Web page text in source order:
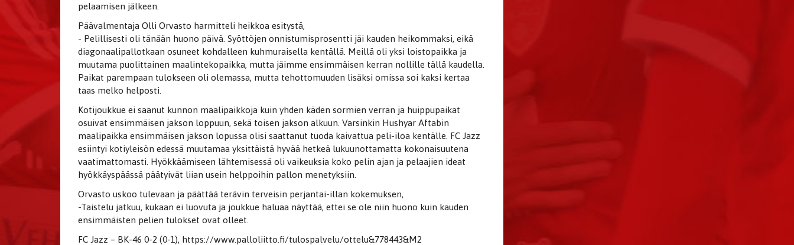
pelaamisen jälkeen.
Päävalmentaja Olli Orvasto harmitteli heikkoa esitystä,
- Pelillisesti oli tänään huono päivä. Syöttöjen onnistumisprosentti jäi kauden heikommaksi, eikä
diagonaalipallotkaan osuneet kohdalleen kuhmuraisella kentällä. Meillä oli yksi loistopaikka ja
muutama puolittainen maalintekopaikka, mutta jäimme ensimmäisen kerran nollille tällä kaudella.
Paikat parempaan tulokseen oli olemassa, mutta tehottomuuden lisäksi omissa soi kaksi kertaa
taas melko helposti.
Kotijoukkue ei saanut kunnon maalipaikkoja kuin yhden käden sormien verran ja huippupaikat
osuivat ensimmäisen jakson loppuun, sekä toisen jakson alkuun. Varsinkin Hushyar Aftabin
maalipaikka ensimmäisen jakson lopussa olisi saattanut tuoda kaivattua peli-iloa kentälle. FC Jazz
esiintyi kotiyleisön edessä muutamaa yksittäistä hyvää hetkeä lukuunottamatta kokonaisuutena
vaatimattomasti. Hyökkäämiseen lähtemisessä oli vaikeuksia koko pelin ajan ja pelaajien ideat
hyökkäyspäässä päätyivät liian usein helppoihin pallon menetyksiin.
Orvasto uskoo tulevaan ja päättää terävin terveisin perjantai-illan kokemuksen,
-Taistelu jatkuu, kukaan ei luovuta ja joukkue haluaa näyttää, ettei se ole niin huono kuin kauden
ensimmäisten pelien tulokset ovat olleet.
FC Jazz – BK-46 0-2 (0-1), https://www.palloliitto.fi/tulospalvelu/ottelu&778443&M2